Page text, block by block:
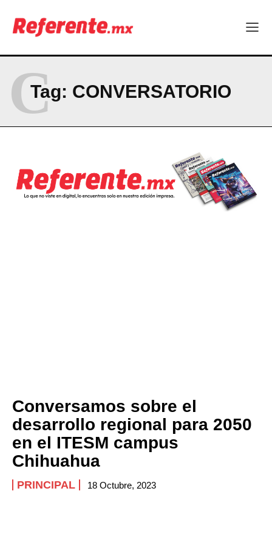
Tag: CONVERSATORIO
C
Conversamos sobre el
desarrollo regional para 2050
en el ITESM campus
Chihuahua
PRINCIPAL 18 Octubre, 2023